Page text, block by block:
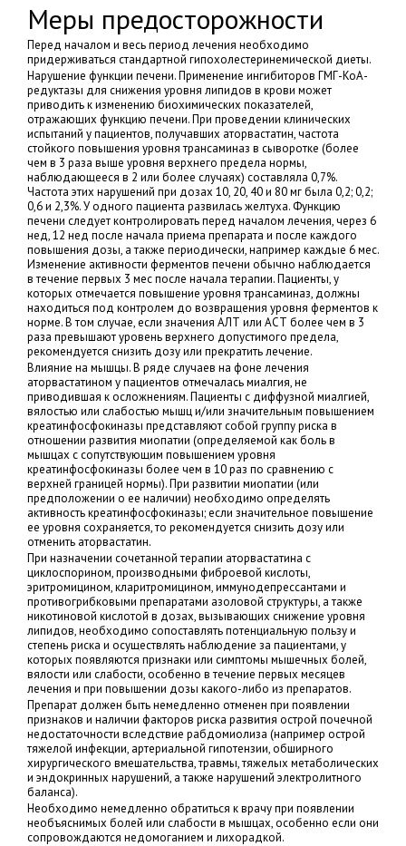
Меры предосторожности
Перед началом и весь период лечения необходимо
придерживаться стандартной гипохолестеринемической диеты.
Нарушение функции печени. Применение ингибиторов ГМГ-КоА-
редуктазы для снижения уровня липидов в крови может
приводить к изменению биохимических показателей,
отражающих функцию печени. При проведении клинических
испытаний у пациентов, получавших аторвастатин, частота
стойкого повышения уровня трансаминаз в сыворотке (более
чем в 3 раза выше уровня верхнего предела нормы,
наблюдающееся в 2 или более случаях) составляла 0,7%.
Частота этих нарушений при дозах 10, 20, 40 и 80 мг была 0,2; 0,2;
0,6 и 2,3%. У одного пациента развилась желтуха. Функцию
печени следует контролировать перед началом лечения, через 6
нед, 12 нед после начала приема препарата и после каждого
повышения дозы, а также периодически, например каждые 6 мес.
Изменение активности ферментов печени обычно наблюдается
в течение первых 3 мес после начала терапии. Пациенты, у
которых отмечается повышение уровня трансаминаз, должны
находиться под контролем до возвращения уровня ферментов к
норме. В том случае, если значения АЛТ или АСТ более чем в 3
раза превышают уровень верхнего допустимого предела,
рекомендуется снизить дозу или прекратить лечение.
Влияние на мышцы. В ряде случаев на фоне лечения
аторвастатином у пациентов отмечалась миалгия, не
приводившая к осложнениям. Пациенты с диффузной миалгией,
вялостью или слабостью мышц и/или значительным повышением
креатинфосфокиназы представляют собой группу риска в
отношении развития миопатии (определяемой как боль в
мышцах с сопутствующим повышением уровня
креатинфосфокиназы более чем в 10 раз по сравнению с
верхней границей нормы). При развитии миопатии (или
предположении о ее наличии) необходимо определять
активность креатинфосфокиназы; если значительное повышение
ее уровня сохраняется, то рекомендуется снизить дозу или
отменить аторвастатин.
При назначении сочетанной терапии аторвастатина с
циклоспорином, производными фиброевой кислоты,
эритромицином, кларитромицином, иммунодепрессантами и
противогрибковыми препаратами азоловой структуры, а также
никотиновой кислотой в дозах, вызывающих снижение уровня
липидов, необходимо сопоставлять потенциальную пользу и
степень риска и осуществлять наблюдение за пациентами, у
которых появляются признаки или симптомы мышечных болей,
вялости или слабости, особенно в течение первых месяцев
лечения и при повышении дозы какого-либо из препаратов.
Препарат должен быть немедленно отменен при появлении
признаков и наличии факторов риска развития острой почечной
недостаточности вследствие рабдомиолиза (например острой
тяжелой инфекции, артериальной гипотензии, обширного
хирургического вмешательства, травмы, тяжелых метаболических
и эндокринных нарушений, а также нарушений электролитного
баланса).
Необходимо немедленно обратиться к врачу при появлении
необъяснимых болей или слабости в мышцах, особенно если они
сопровождаются недомоганием и лихорадкой.